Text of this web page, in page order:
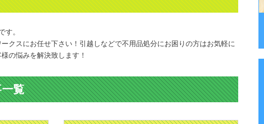
す。
クスにお任せ下さい！引越しなどで不用品処分にお困りの方はお気軽に
の悩みを解決致します！
覧